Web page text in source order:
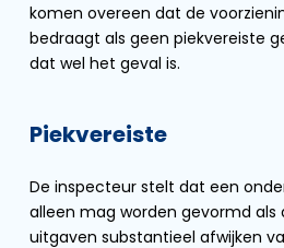
komen overeen dat de
bedraagt als geen piekvereiste
dat wel het geval is.
Piekvereiste
De inspecteur stelt dat een
alleen mag worden gevormd als
uitgaven substantieel afwijken